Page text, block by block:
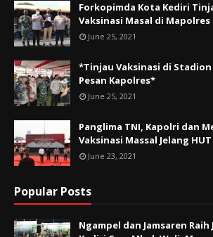
Forkopimda Kota Kediri
Vaksinasi Masal di
June 25, 2021
*Tinjau Vaksinasi di Stadion
Pesan Kapolres*
June 25, 2021
Panglima TNI, Kapolri dan
Vaksinasi Massal Jelang
June 23, 2021
Popular Posts
Ngampel dan Jamsaren Raih